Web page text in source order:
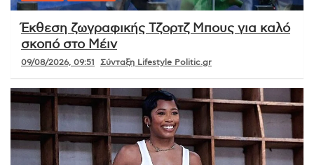
Έκθεση ζωγραφικής Τζορτζ Μπους για καλό
σκοπό στο Μέιν
09/08/2026, 09:51 Σύνταξη Lifestyle Politic.gr